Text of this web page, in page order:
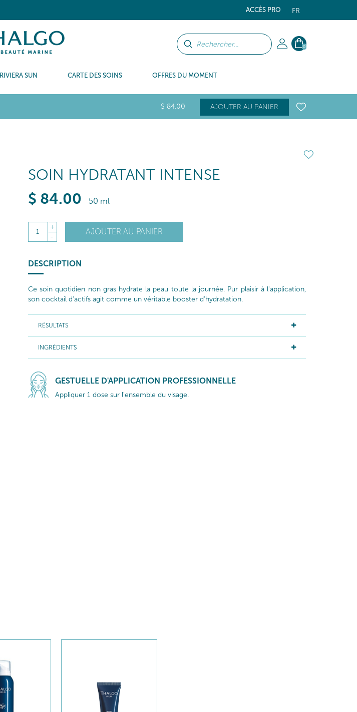
FR
ACCÈS PRO
0
RIVIERA SUN CARTE DES SOINS OFFRES DU MOMENT
$ 84.00 AJOUTER AU PANIER
SOIN HYDRATANT INTENSE
$ 84.00 50 ml
1
+
-
AJOUTER AU PANIER
DESCRIPTION
Ce soin quotidien non gras hydrate la peau toute la journée. Pur plaisir à l'application,
son cocktail d'actifs agit comme un véritable booster d'hydratation.
RÉSULTATS
INGRÉDIENTS
GESTUELLE D'APPLICATION PROFESSIONNELLE
Appliquer 1 dose sur l'ensemble du visage.